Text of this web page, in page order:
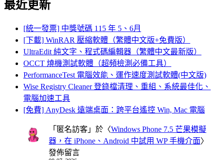
最近更新
[統一發票] 中獎號碼 115 年 5、6月
[下載] WinRAR 壓縮軟體（繁體中文版+免費版）
UltraEdit 純文字、程式碼編輯器（繁體中文最新版）
OCCT 燒機測試軟體（超頻檢測必備工具）
PerformanceTest 電腦效能、運作速度測試軟體(中文版)
Wise Registry Cleaner 登錄檔清理、重組、系統最佳化、
電腦加速工具
[免費] AnyDesk 遠端桌面：跨平台遙控 Win, Mac 電腦
「 匿名訪客 」於〈Windows Phone 7.5 芒果模擬
器，在 iPhone、Android 中試用 WP 手機介面〉
發佈留言